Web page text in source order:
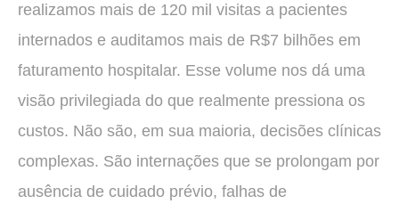
realizamos mais de 120 mil visitas a pacientes
internados e auditamos mais de R$7 bilhões em
faturamento hospitalar. Esse volume nos dá uma
visão privilegiada do que realmente pressiona os
custos. Não são, em sua maioria, decisões clínicas
complexas. São internações que se prolongam por
ausência de cuidado prévio, falhas de